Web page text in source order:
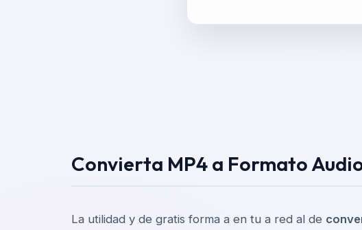
Convierta MP4 a Formato
La utilidad y de gratis forma a en tu a red al de